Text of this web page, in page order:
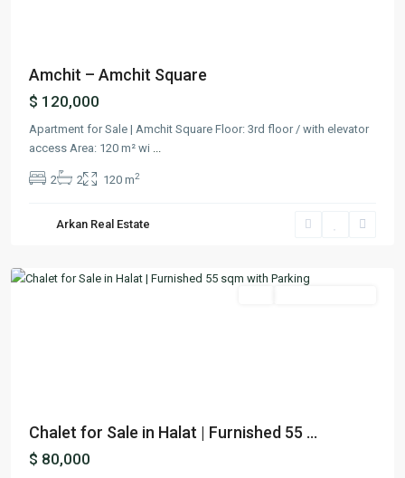
Amchit – Amchit Square
$ 120,000
Apartment for Sale | Amchit Square Floor: 3rd floor / with elevator
access Area: 120 m² wi
2 2 120 m2
Arkan Real Estate
,
Chalet for Sale in Halat | Furnished 55 ...
$ 80,000